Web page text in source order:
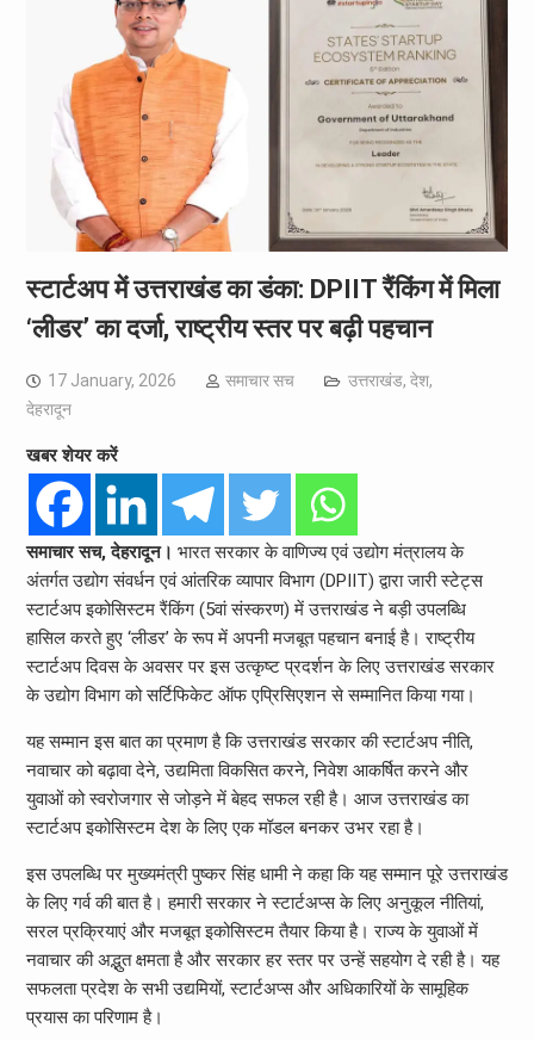
स्टार्टअप में उत्तराखंड का डंका: DPIIT रैंकिंग में मिला
‘लीडर’ का दर्जा, राष्ट्रीय स्तर पर बढ़ी पहचान
17 January, 2026 समाचार सच उत्तराखंड, देश,
देहरादून
खबर शेयर करें
समाचार सच, देहरादून। भारत सरकार के वाणिज्य एवं उद्योग मंत्रालय के
अंतर्गत उद्योग संवर्धन एवं आंतरिक व्यापार विभाग (DPIIT) द्वारा जारी स्टेट्स
स्टार्टअप इकोसिस्टम रैंकिंग (5वां संस्करण) में उत्तराखंड ने बड़ी उपलब्धि
हासिल करते हुए ‘लीडर’ के रूप में अपनी मजबूत पहचान बनाई है। राष्ट्रीय
स्टार्टअप दिवस के अवसर पर इस उत्कृष्ट प्रदर्शन के लिए उत्तराखंड सरकार
के उद्योग विभाग को सर्टिफिकेट ऑफ एप्रिसिएशन से सम्मानित किया गया।
यह सम्मान इस बात का प्रमाण है कि उत्तराखंड सरकार की स्टार्टअप नीति,
नवाचार को बढ़ावा देने, उद्यमिता विकसित करने, निवेश आकर्षित करने और
युवाओं को स्वरोजगार से जोड़ने में बेहद सफल रही है। आज उत्तराखंड का
स्टार्टअप इकोसिस्टम देश के लिए एक मॉडल बनकर उभर रहा है।
इस उपलब्धि पर मुख्यमंत्री पुष्कर सिंह धामी ने कहा कि यह सम्मान पूरे उत्तराखंड
के लिए गर्व की बात है। हमारी सरकार ने स्टार्टअप्स के लिए अनुकूल नीतियां,
सरल प्रक्रियाएं और मजबूत इकोसिस्टम तैयार किया है। राज्य के युवाओं में
नवाचार की अद्भुत क्षमता है और सरकार हर स्तर पर उन्हें सहयोग दे रही है। यह
सफलता प्रदेश के सभी उद्यमियों, स्टार्टअप्स और अधिकारियों के सामूहिक
प्रयास का परिणाम है।